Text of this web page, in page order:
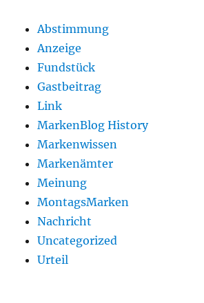
Abstimmung
Anzeige
Fundstück
Gastbeitrag
Link
MarkenBlog History
Markenwissen
Markenämter
Meinung
MontagsMarken
Nachricht
Uncategorized
Urteil